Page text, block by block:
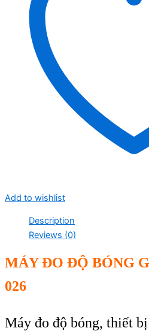
Add to wishlist
Description
Reviews (0)
MÁY ĐO ĐỘ BÓNG
026
Máy đo độ bóng, thiết